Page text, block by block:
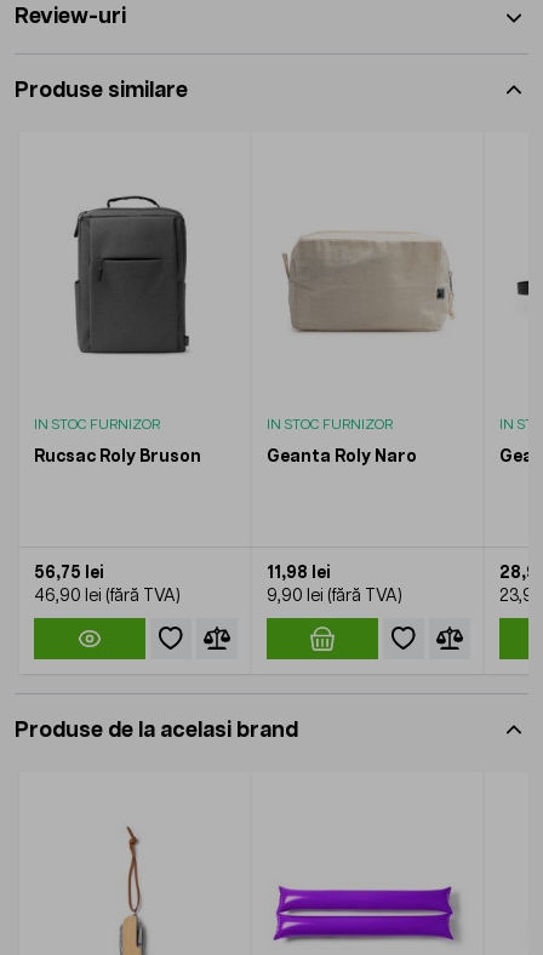
Review-uri
Produse similare
IN STOC FURNIZOR
Rucsac Roly Bruson
56,75 lei
46,90 lei
IN STOC FURNIZOR
Geanta Roly Naro
11,98 lei
9,90 lei
IN
Produse de la acelasi brand